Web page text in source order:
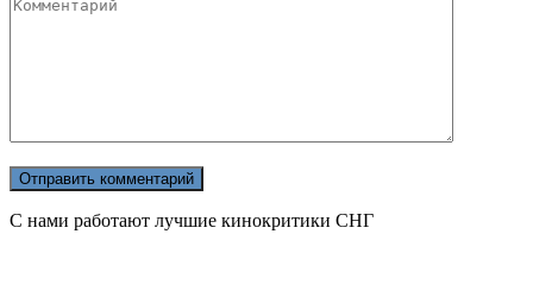
С нами работают лучшие кинокритики СНГ